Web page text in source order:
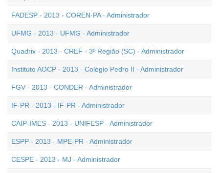
FADESP - 2013 - COREN-PA - Administrador
UFMG - 2013 - UFMG - Administrador
Quadrix - 2013 - CREF - 3º Região (SC) - Administrador
Instituto AOCP - 2013 - Colégio Pedro II - Administrador
FGV - 2013 - CONDER - Administrador
IF-PR - 2013 - IF-PR - Administrador
CAIP-IMES - 2013 - UNIFESP - Administrador
ESPP - 2013 - MPE-PR - Administrador
CESPE - 2013 - MJ - Administrador